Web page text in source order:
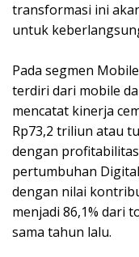
transformasi ini
untuk
Pada segmen
terdiri dari mobile
mencatat kinerja
Rp73,2 triliun atau
dengan
pertumbuhan
dengan nilai
menjadi 86,1% dari
sama tahun lalu.